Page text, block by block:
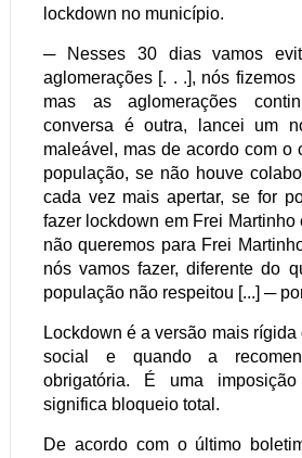
lockdown no município.
─ Nesses 30 dias vamos
aglomerações [. . .], nós fizemos
mas as aglomerações
conversa é outra, lancei um
maleável, mas de acordo com o
população, se não houve
cada vez mais apertar, se for
fazer lockdown em Frei Martinho
não queremos para Frei
nós vamos fazer, diferente do
população não respeitou [...] ─
Lockdown é a versão mais
social e quando a
obrigatória. É uma
significa bloqueio total.
De acordo com o último